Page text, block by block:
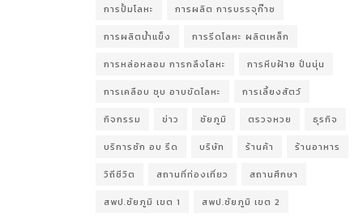
การปั้มโลหะ การผลิต การบรรจุก๊าซ
การผลิตน้ำแข็ง การรีดโลหะ ผลิตเหล็ก
การหล่อหลอม การกลึงโลหะ การหีบฝ้าย ปั่นนุ่น
การเคลือบ ชุบ อาบขัดโลหะ การเลี้ยงสัตว์
กิจกรรม ข่าว ชัยภูมิ ตรวจหวย ธุรกิจ
บริการซัก อบ รีด บริษัท ร้านค้า ร้านอาหาร
วิถีชีวิต สถานที่ท่องเที่ยว สถานศึกษา
สพป.ชัยภูมิ เขต 1 สพป.ชัยภูมิ เขต 2